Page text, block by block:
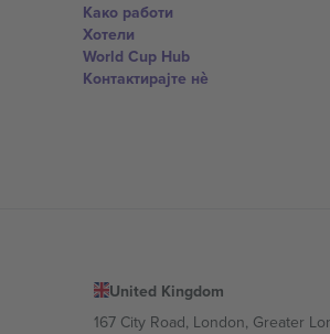
Како работи
Хотели
World Cup Hub
Контактирајте нѐ
United Kingdom
167 City Road, London, Greater